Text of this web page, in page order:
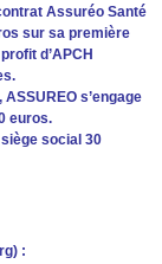
Assuréo Santé
sur sa première
d’APCH
s’engage
euros.
social 30
: